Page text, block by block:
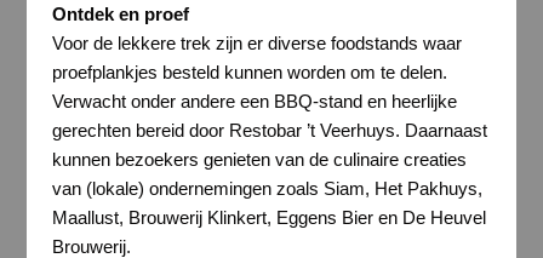
Ontdek en proef
Voor de lekkere trek zijn er diverse foodstands waar
proefplankjes besteld kunnen worden om te delen.
Verwacht onder andere een BBQ-stand en heerlijke
gerechten bereid door Restobar ’t Veerhuys. Daarnaast
kunnen bezoekers genieten van de culinaire creaties
van (lokale) ondernemingen zoals Siam, Het Pakhuys,
Maallust, Brouwerij Klinkert, Eggens Bier en De Heuvel
Brouwerij.